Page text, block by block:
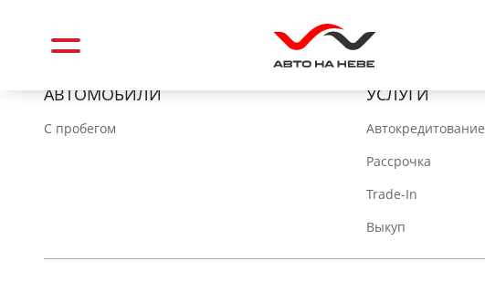
АВТОМОБИЛИ
C пробегом
УСЛУГИ
Автокредитование
Рассрочка
Trade-In
Выкуп